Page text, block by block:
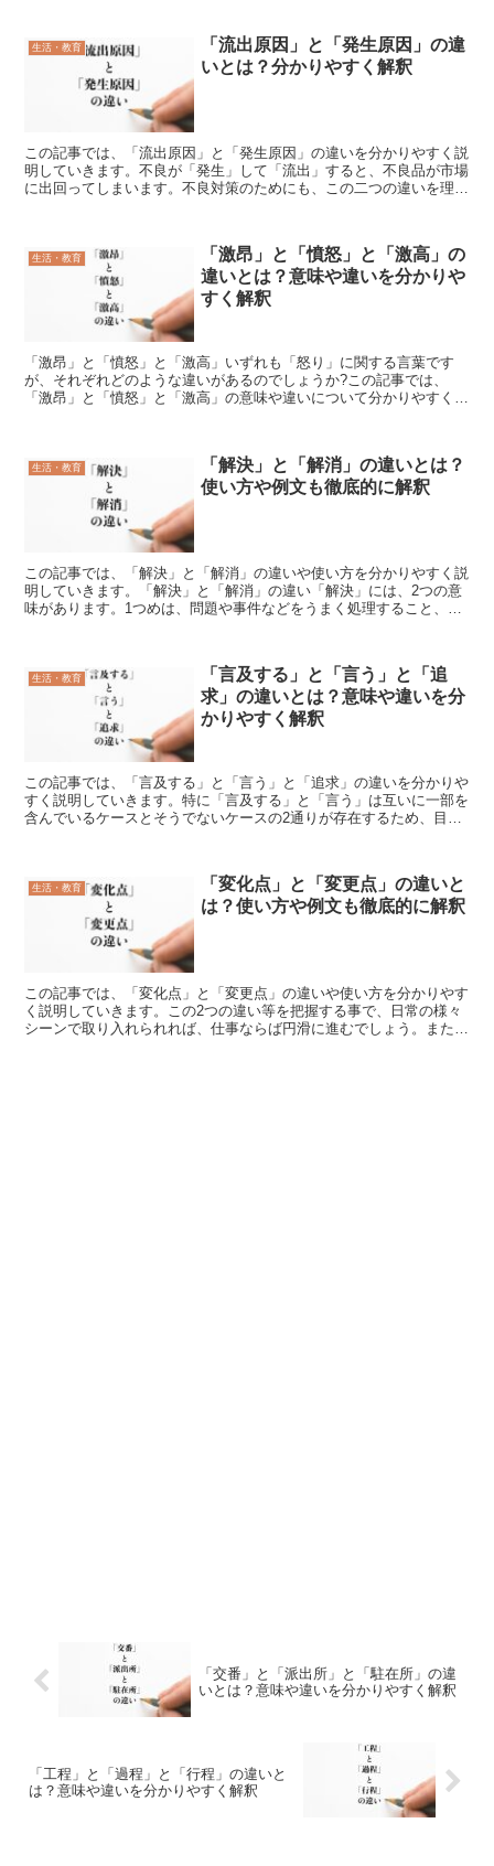
生活・教育
「流出原因」と「発生原因」の違
いとは？分かりやすく解釈
この記事では、「流出原因」と「発生原因」の違いを分かりやすく説
明していきます。不良が「発生」して「流出」すると、不良品が市場
に出回ってしまいます。不良対策のためにも、この二つの違いを理解
生活・教育
「激昂」と「憤怒」と「激高」の
違いとは？意味や違いを分かりや
すく解釈
「激昂」と「憤怒」と「激高」いずれも「怒り」に関する言葉です
が、それぞれどのような違いがあるのでしょうか?この記事では、
「激昂」と「憤怒」と「激高」の意味や違いについて分かりやすく説
生活・教育
「解決」と「解消」の違いとは？
使い方や例文も徹底的に解釈
この記事では、「解決」と「解消」の違いや使い方を分かりやすく説
明していきます。「解決」と「解消」の違い「解決」には、2つの意
味があります。1つめは、問題や事件などをうまく処理すること、ま
生活・教育
「言及する」と「言う」と「追
求」の違いとは？意味や違いを分
かりやすく解釈
この記事では、「言及する」と「言う」と「追求」の違いを分かりや
すく説明していきます。特に「言及する」と「言う」は互いに一部を
含んでいるケースとそうでないケースの2通りが存在するため、目的
生活・教育
「変化点」と「変更点」の違いと
は？使い方や例文も徹底的に解釈
この記事では、「変化点」と「変更点」の違いや使い方を分かりやす
く説明していきます。この2つの違い等を把握する事で、日常の様々
シーンで取り入れられれば、仕事ならば円滑に進むでしょう。また普
「交番」と「派出所」と「駐在所」の違
いとは？意味や違いを分かりやすく解釈
「工程」と「過程」と「行程」の違いと
は？意味や違いを分かりやすく解釈